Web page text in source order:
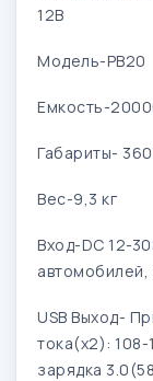
12В
Модель-PB20
Емкость-
Габариты-
Вес-9,3 кг
Вход-DC 12-
автомобилей,
USB Выход-
тока(х2): 108-
зарядка